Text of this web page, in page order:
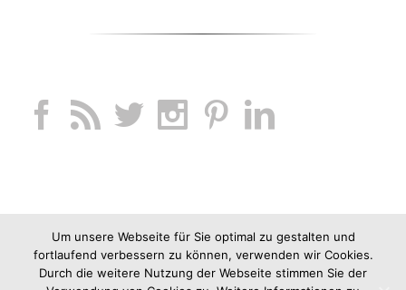
Um unsere Webseite für Sie optimal zu gestalten und
fortlaufend verbessern zu können, verwenden wir Cookies.
Durch die weitere Nutzung der Webseite stimmen Sie der